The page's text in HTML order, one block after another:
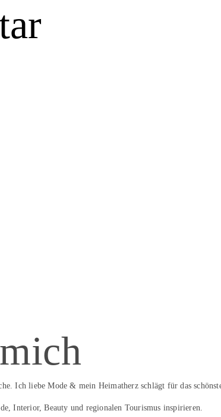
Ich liebe Mode & mein Heimatherz schlägt für das schönste
Interior, Beauty und regionalen Tourismus inspirieren.